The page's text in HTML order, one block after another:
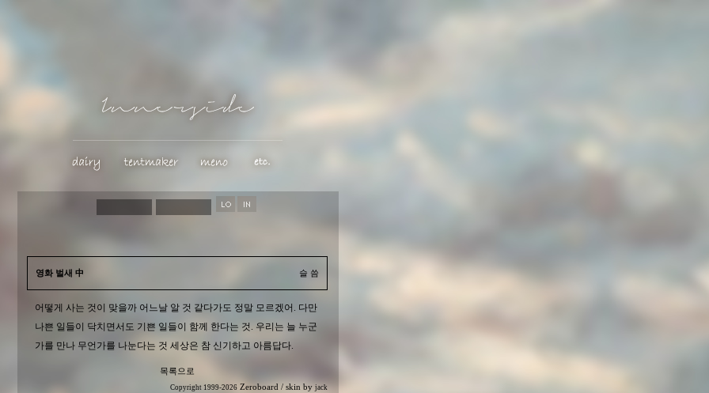
영화 벌새 中 슬 씀
어떻게 사는 것이 맞을까 어느날 알 것 같다가도 정말 모르겠어. 다만
나쁜 일들이 닥치면서도 기쁜 일들이 함께 한다는 것. 우리는 늘 누군
가를 만나 무언가를 나눈다는 것 세상은 참 신기하고 아름답다.
목록으로
Copyright 1999-2026 Zeroboard / skin by jack